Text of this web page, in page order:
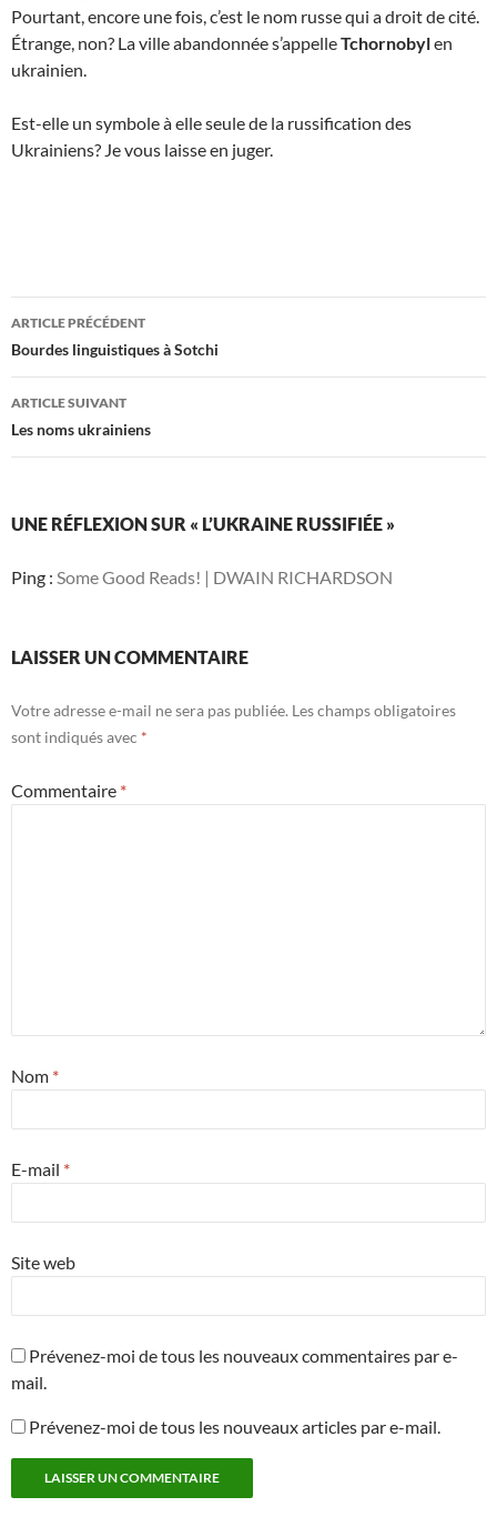
Pourtant, encore une fois, c’est le nom russe qui a droit de cité.
Étrange, non? La ville abandonnée s’appelleTchornobylen
ukrainien.
Est-elle un symbole à elle seule de la russification des
Ukrainiens? Je vous laisse en juger.
Navigation
des
articles
ARTICLE PRÉCÉDENT
Bourdes linguistiques à Sotchi
ARTICLE SUIVANT
Les noms ukrainiens
UNE RÉFLEXION SUR « L’UKRAINE RUSSIFIÉE »
Ping : Some Good Reads! | DWAIN RICHARDSON
LAISSER UN COMMENTAIRE
Votre adresse e-mail ne sera pas publiée. Les champs obligatoires
sont indiqués avec *
Commentaire *
Nom *
E-mail *
Site web
Prévenez-moi de tous les nouveaux commentaires par e-
mail.
Prévenez-moi de tous les nouveaux articles par e-mail.